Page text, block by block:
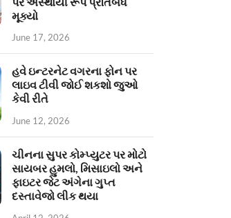
મૂક્યો
June 17, 2026
હવે ઇન્ટરનેટ વગરના ફોન પર
લાઇવ ટીવી જોઈ શકશો જુઓ
કેવી રીતે
June 12, 2026
ચીનના સુપર કોમ્પ્યુટર પર મોટો
સાયબર હુમલો, મિસાઇલો અને
ફાઇટર જેટ અંગેના ગુપ્ત
દસ્તાવેજો લીક થયા